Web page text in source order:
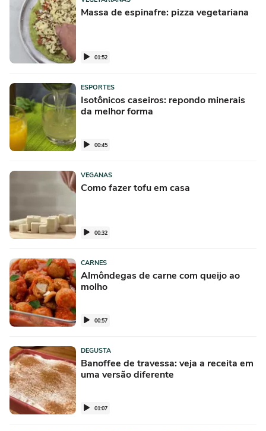
Massa de espinafre: pizza vegetariana
01:52
ESPORTES
Isotônicos caseiros: repondo minerais
da melhor forma
00:45
VEGANAS
Como fazer tofu em casa
00:32
CARNES
Almôndegas de carne com queijo ao
molho
00:57
DEGUSTA
Banoffee de travessa: veja a receita em
uma versão diferente
01:07